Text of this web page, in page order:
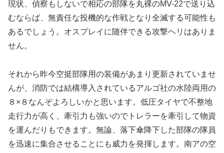
現状、偵察もしないで相応の部隊を丸裸のMV-22で送り込
むならば、無責任な投機的な作戦となり全滅する可能性も
あるでしょう。オスプレイに随伴できる攻撃ヘリはありま
せん。
それから昨今空挺部隊用の装備があまり更新されていませ
んが、消防では結構導入されているアルゴ社の水陸両用の
８×８なんぞよろしいかと思います。低圧タイヤで不整地
走行力が高く、牽引力も強いのでトレラーを牽引して物資
を運んだりもできます。無論、落下傘降下した部隊の隊員
を迅速に集合させることにも威力を発揮します。南アの空